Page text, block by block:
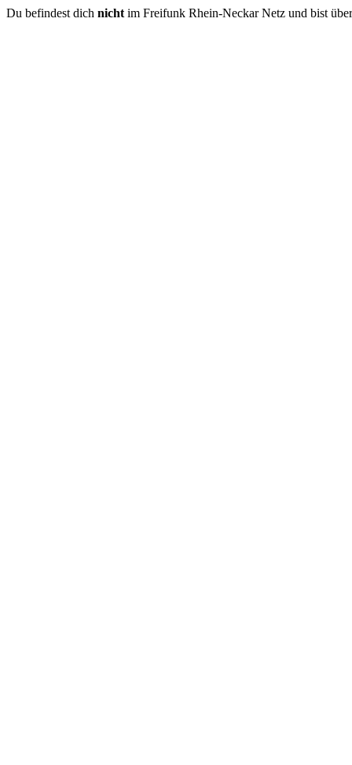
Du befindest dich nicht im Freifunk Rhein-Neckar Netz und bist